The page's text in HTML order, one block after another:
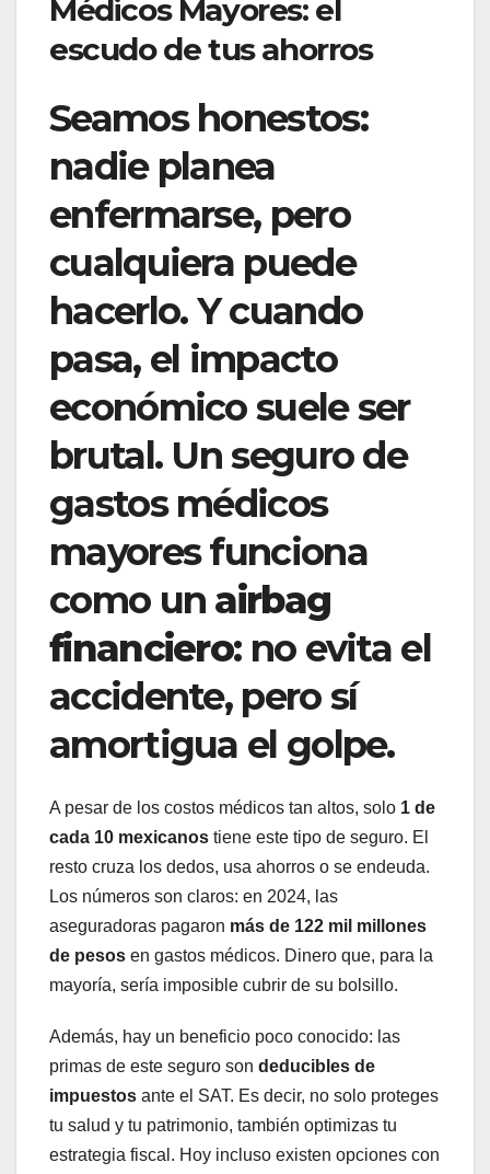
Médicos Mayores: el
escudo de tus ahorros
Seamos honestos:
nadie planea
enfermarse, pero
cualquiera puede
hacerlo. Y cuando
pasa, el impacto
económico suele ser
brutal. Un seguro de
gastos médicos
mayores funciona
como un airbag
financiero: no evita el
accidente, pero sí
amortigua el golpe.
A pesar de los costos médicos tan altos, solo 1 de
cada 10 mexicanos tiene este tipo de seguro. El
resto cruza los dedos, usa ahorros o se endeuda.
Los números son claros: en 2024, las
aseguradoras pagaron más de 122 mil millones
de pesos en gastos médicos. Dinero que, para la
mayoría, sería imposible cubrir de su bolsillo.
Además, hay un beneficio poco conocido: las
primas de este seguro son deducibles de
impuestos ante el SAT. Es decir, no solo proteges
tu salud y tu patrimonio, también optimizas tu
estrategia fiscal. Hoy incluso existen opciones con